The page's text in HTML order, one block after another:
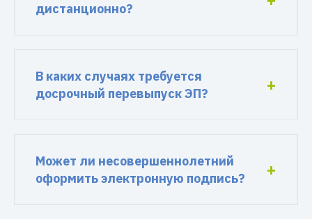
дистанционно?
В каких случаях требуется
досрочный перевыпуск ЭП?
Может ли несовершеннолетний
оформить электронную подпись?